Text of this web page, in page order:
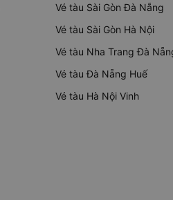
Vé tàu Sài Gòn Đà Nẵng
Vé tàu Sài Gòn Hà Nội
Vé tàu Nha Trang Đà
Vé tàu Đà Nẵng Huế
Vé tàu Hà Nội Vinh